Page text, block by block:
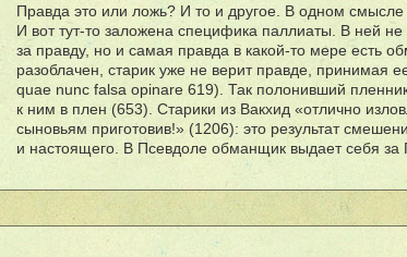
Правда это или ложь? И то и другое. В одном смысле
И вот тут-то заложена специфика паллиаты. В ней
за правду, но и самая правда в какой-то мере есть
разоблачен, старик уже не верит правде, принимая
quae nunc falsa opinare 619). Так полонивший
к ним в плен (653). Старики из Вакхид «отлично
сыновьям приготовив!» (1206): это результат
и настоящего. В Псевдоле обманщик выдает себя за